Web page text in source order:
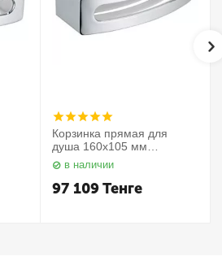
Корзинка прямая для
душа 160х105 мм
Elegance 11658010000
Keuco
в наличии
97 109Тенге